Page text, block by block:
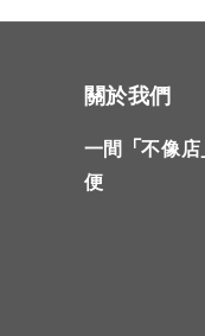
關於我們
一間「不像
便